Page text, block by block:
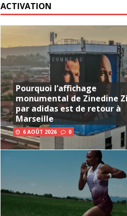
ACTIVATION
Pourquoi l’affichage
monumental de Zinedine
par adidas est de retour à
Marseille
6 AOÛT 2026 0